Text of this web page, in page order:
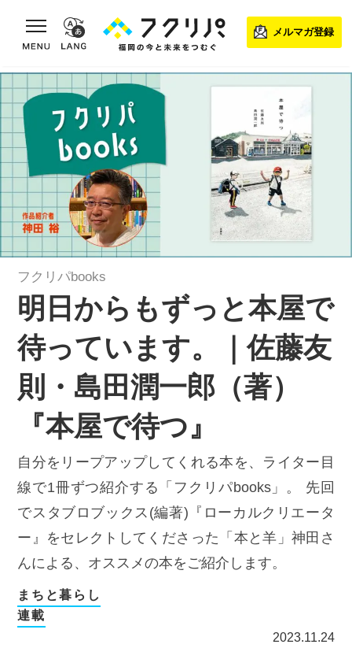
toggle navigation
メルマガ登録
フクリパbooks
明日からもずっと本屋で
待っています。｜佐藤友
則・島田潤一郎（著）
『本屋で待つ』
自分をリープアップしてくれる本を、ライター目
線で1冊ずつ紹介する「フクリパbooks」。 先回
でスタブロブックス(編著)『ローカルクリエータ
ー』をセレクトしてくださった「本と羊」神田さ
んによる、オススメの本をご紹介します。
まちと暮らし
連載
2023.11.24